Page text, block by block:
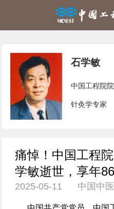
石学敏
中国工程院
针灸学专家
痛悼！中国工程
学敏逝世，享年
2025-05-11 中国中医